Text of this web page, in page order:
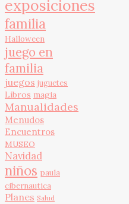
exposiciones
familia
Halloween
juego en
familia
juegos juguetes
Libros magia
Manualidades
Menudos
Encuentros
MUSEO
Navidad
niños paula
cibernautica
Planes Salud